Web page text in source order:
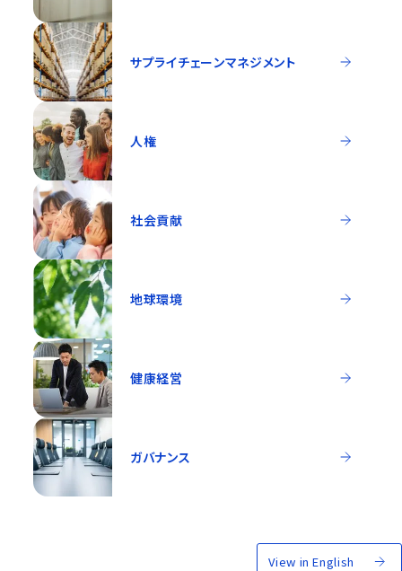
サプライチェーンマネジメント
人権
社会貢献
地球環境
健康経営
ガバナンス
View in English